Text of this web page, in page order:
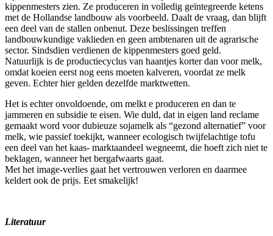
kippenmesters zien. Ze produceren in volledig geïntegreerde ketens
met de Hollandse landbouw als voorbeeld. Daalt de vraag, dan blijft
een deel van de stallen onbenut. Deze beslissingen treffen
landbouwkundige vaklieden en geen ambtenaren uit de agrarische
sector. Sindsdien verdienen de kippenmesters goed geld.
Natuurlijk is de productiecyclus van haantjes korter dan voor melk,
omdat koeien eerst nog eens moeten kalveren, voordat ze melk
geven. Echter hier gelden dezelfde marktwetten.
Het is echter onvoldoende, om melkt e produceren en dan te
jammeren en subsidie te eisen. Wie duld, dat in eigen land reclame
gemaakt word voor dubieuze sojamelk als “gezond alternatief” voor
melk, wie passief toekijkt, wanneer ecologisch twijfelachtige tofu
een deel van het kaas- marktaandeel wegneemt, die hoeft zich niet te
beklagen, wanneer het bergafwaarts gaat.
Met het image-verlies gaat het vertrouwen verloren en daarmee
keldert ook de prijs. Eet smakelijk!
Literatuur